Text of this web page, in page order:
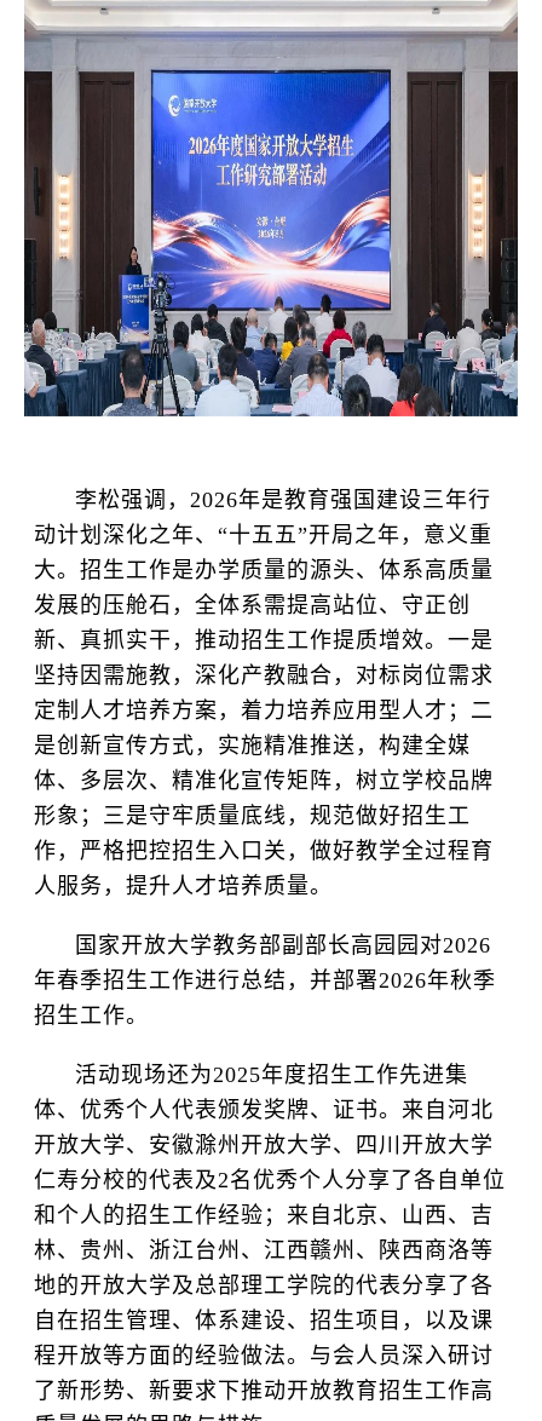
李松强调，2026年是教育强国建设三年行
动计划深化之年、“十五五”开局之年，意义重
大。招生工作是办学质量的源头、体系高质量
发展的压舱石，全体系需提高站位、守正创
新、真抓实干，推动招生工作提质增效。一是
坚持因需施教，深化产教融合，对标岗位需求
定制人才培养方案，着力培养应用型人才；二
是创新宣传方式，实施精准推送，构建全媒
体、多层次、精准化宣传矩阵，树立学校品牌
形象；三是守牢质量底线，规范做好招生工
作，严格把控招生入口关，做好教学全过程育
人服务，提升人才培养质量。
国家开放大学教务部副部长高园园对2026
年春季招生工作进行总结，并部署2026年秋季
招生工作。
活动现场还为2025年度招生工作先进集
体、优秀个人代表颁发奖牌、证书。来自河北
开放大学、安徽滁州开放大学、四川开放大学
仁寿分校的代表及2名优秀个人分享了各自单位
和个人的招生工作经验；来自北京、山西、吉
林、贵州、浙江台州、江西赣州、陕西商洛等
地的开放大学及总部理工学院的代表分享了各
自在招生管理、体系建设、招生项目，以及课
程开放等方面的经验做法。与会人员深入研讨
了新形势、新要求下推动开放教育招生工作高